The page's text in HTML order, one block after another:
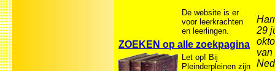
De website is er
voor leerkrachten
en leerlingen.
ZOEKEN op alle zoekpagina
Let op! Bij
Pleinderpleinen zijn
29
van